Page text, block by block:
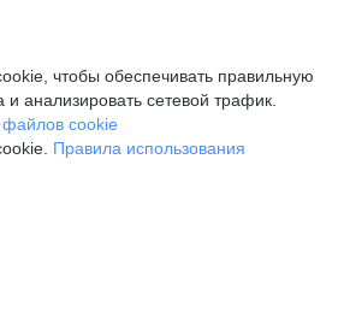
чтобы обеспечивать правильную
анализировать сетевой трафик.
файлов cookie
Правила использования